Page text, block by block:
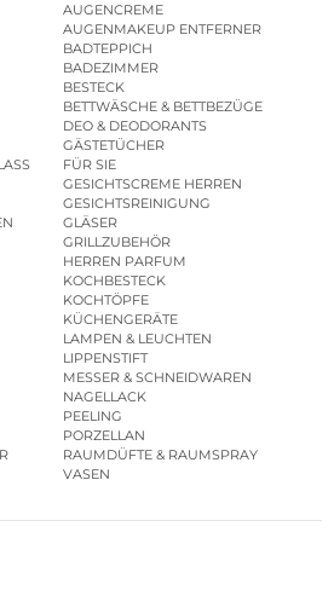
AUGENCREME
AUGENMAKEUP ENTFERNER
BADTEPPICH
BADEZIMMER
BESTECK
BETTWÄSCHE & BETTBEZÜGE
DEO & DEODORANTS
GÄSTETÜCHER
FÜR SIE
GESICHTSCREME HERREN
GESICHTSREINIGUNG
GLÄSER
GRILLZUBEHÖR
HERREN PARFUM
KOCHBESTECK
KOCHTÖPFE
KÜCHENGERÄTE
LAMPEN & LEUCHTEN
LIPPENSTIFT
MESSER & SCHNEIDWAREN
NAGELLACK
PEELING
PORZELLAN
RAUMDÜFTE & RAUMSPRAY
VASEN